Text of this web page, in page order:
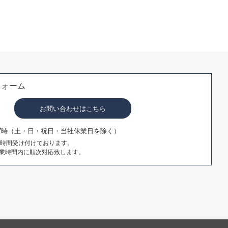
ーム
お問い合わせはこちら
（土・日・祝日・当社休業日を除く）
間受け付けております。
間内に順次対応致します。